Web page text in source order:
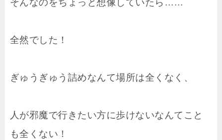
そんなのをちょっと想像していたら……
全然でした！
ぎゅうぎゅう詰めなんて場所は全くなく、
人が邪魔で行きたい方に歩けないなんてこと
も全くない！